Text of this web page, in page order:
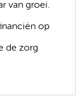
van groei.
op
de zorg